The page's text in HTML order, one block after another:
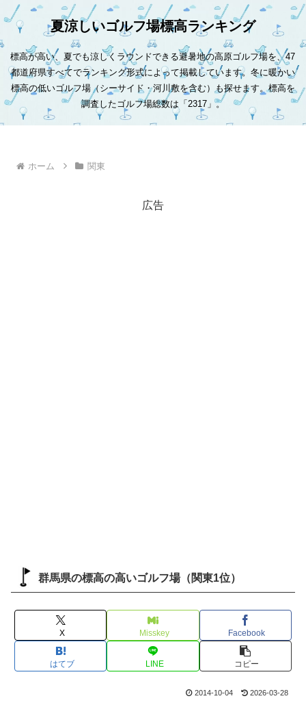
夏涼しいゴルフ場標高ランキング
標高が高い、夏でも涼しくラウンドできる避暑地の高原ゴルフ場を、47
都道府県すべてでランキング形式によって掲載しています。冬に暖かい
標高の低いゴルフ場（シーサイド・河川敷を含む）も探せます。標高を
調査したゴルフ場総数は「2317」。
ホーム 関東
広告
群馬県の標高の高いゴルフ場（関東1位）
X Misskey Facebook
はてブ LINE コピー
2014-10-04 2026-03-28